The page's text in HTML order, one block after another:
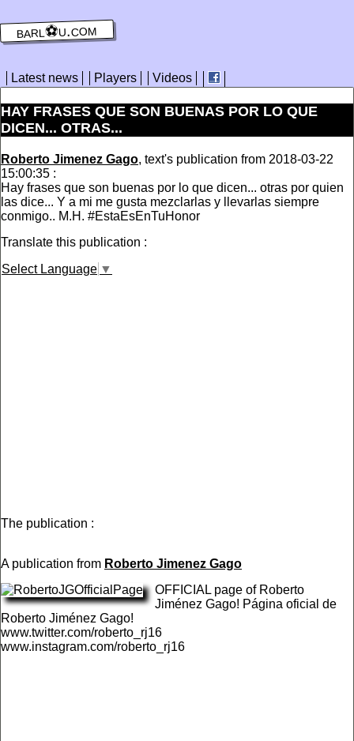
barl⚽️u.com
Latest news Players Videos
HAY FRASES QUE SON BUENAS POR LO QUE
DICEN... OTRAS...
Roberto Jimenez Gago, text's publication from 2018-03-22
15:00:35 :
Hay frases que son buenas por lo que dicen... otras por quien
las dice... Y a mi me gusta mezclarlas y llevarlas siempre
conmigo.. M.H. #EstaEsEnTuHonor
Translate this publication :
Select Language ▼
The publication :
A publication from Roberto Jimenez Gago
OFFICIAL page of Roberto
Jiménez Gago! Página oficial de
Roberto Jiménez Gago!
www.twitter.com/roberto_rj16
www.instagram.com/roberto_rj16